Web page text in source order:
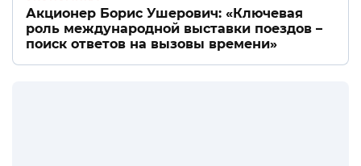
Акционер Борис Ушерович: «Ключевая
роль международной выставки поездов –
поиск ответов на вызовы времени»